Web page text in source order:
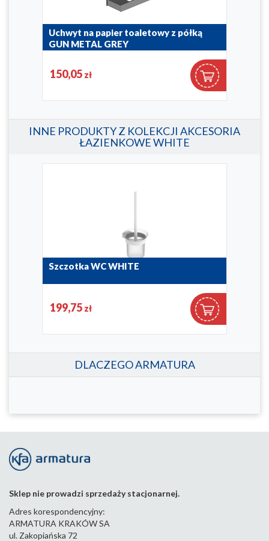
Uchwyt na papier toaletowy z półką
GUN METAL GREY
150,05 zł
INNE PRODUKTY Z KOLEKCJI AKCESORIA
ŁAZIENKOWE WHITE
Szczotka WC WHITE
199,75 zł
DLACZEGO ARMATURA
Sklep nie prowadzi sprzedaży stacjonarnej.
Adres korespondencyjny:
ARMATURA KRAKÓW SA
ul. Zakopiańska 72